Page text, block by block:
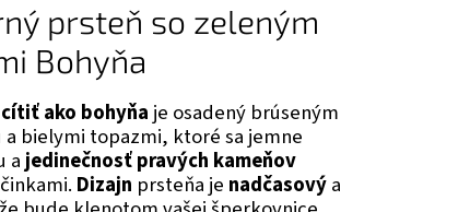
prsteň so zeleným
Bohyňa
ako bohyňa je osadený brúseným
bielymi topazmi, ktoré sa jemne
a jedinečnosť pravých kameňov
Dizajn prsteňa je nadčasovýa